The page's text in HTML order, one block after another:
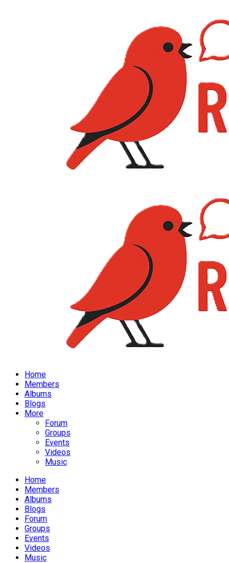
Home
Members
Albums
Blogs
More
Forum
Groups
Events
Videos
Music
Home
Members
Albums
Blogs
Forum
Groups
Events
Videos
Music